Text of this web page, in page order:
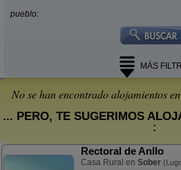
pueblo:
MÁS
No se han encontrado alojamientos en
... PERO, TE SUGERIMOS
:
Rectoral de Anllo
Casa Rural en Sober